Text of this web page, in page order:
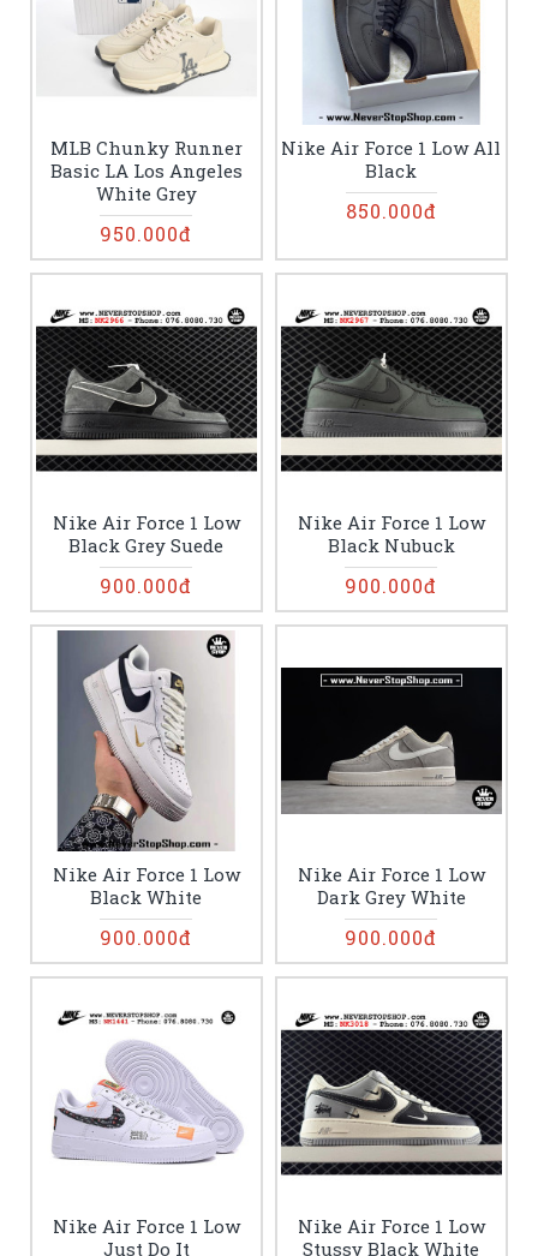
MLB Chunky Runner
Basic LA Los Angeles
White Grey
950.000đ
Nike Air Force 1 Low All
Black
850.000đ
Nike Air Force 1 Low
Black Grey Suede
900.000đ
Nike Air Force 1 Low
Black Nubuck
900.000đ
Nike Air Force 1 Low
Black White
900.000đ
Nike Air Force 1 Low
Dark Grey White
900.000đ
Nike Air Force 1 Low
Just Do It
Nike Air Force 1 Low
Stussy Black White